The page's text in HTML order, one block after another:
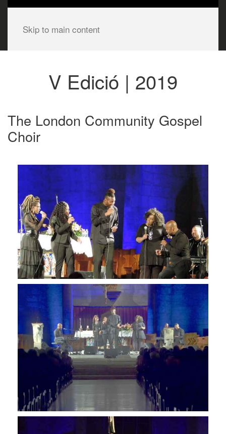
Skip to main content
V Edició | 2019
The London Community Gospel
Choir